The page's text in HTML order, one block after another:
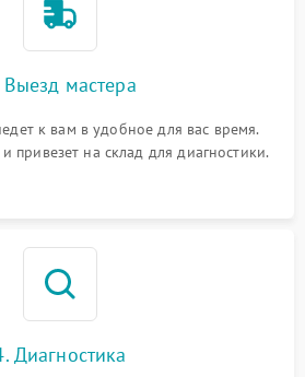
Выезд мастера
к вам в удобное для вас время.
привезет на склад для диагностики.
Диагностика